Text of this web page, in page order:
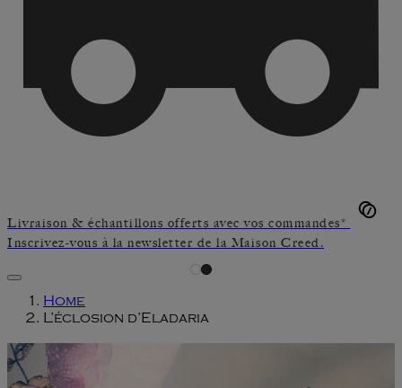
Livraison & échantillons offerts avec vos commandes*
Inscrivez-vous à la newsletter de la Maison Creed.
Home
L’éclosion d’Eladaria